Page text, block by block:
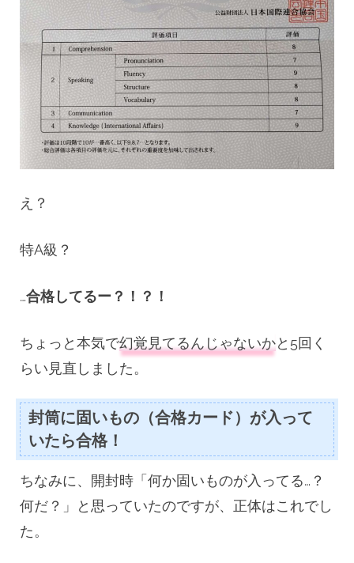
え？
特A級？
…合格してるー？！？！
ちょっと本気で幻覚見てるんじゃないかと5回く
らい見直しました。
封筒に固いもの（合格カード）が入って
いたら合格！
ちなみに、開封時「何か固いものが入ってる…？
何だ？」と思っていたのですが、正体はこれでし
た。